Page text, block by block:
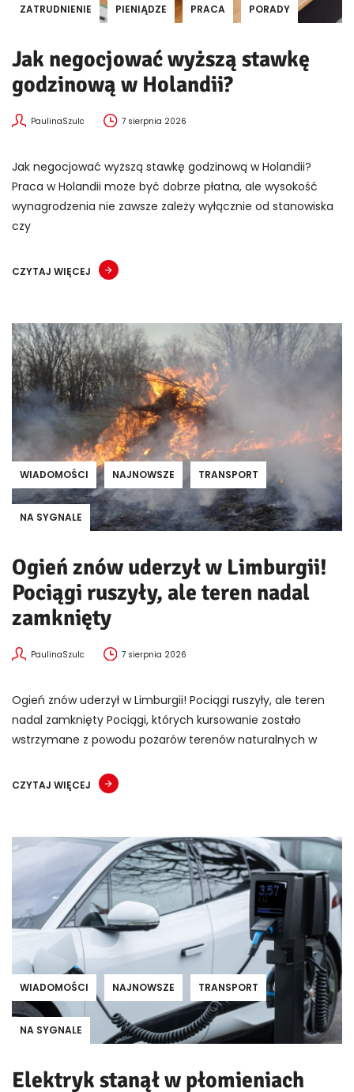
ZATRUDNIENIE PIENIĄDZE PRACA PORADY
Jak negocjować wyższą stawkę
godzinową w Holandii?
PaulinaSzulc 7 sierpnia 2026
Jak negocjować wyższą stawkę godzinową w Holandii?
Praca w Holandii może być dobrze płatna, ale wysokość
wynagrodzenia nie zawsze zależy wyłącznie od stanowiska
czy
CZYTAJ WIĘCEJ
WIADOMOŚCI NAJNOWSZE TRANSPORT
NA SYGNALE
Ogień znów uderzył w Limburgii!
Pociągi ruszyły, ale teren nadal
zamknięty
PaulinaSzulc 7 sierpnia 2026
Ogień znów uderzył w Limburgii! Pociągi ruszyły, ale teren
nadal zamknięty Pociągi, których kursowanie zostało
wstrzymane z powodu pożarów terenów naturalnych w
CZYTAJ WIĘCEJ
WIADOMOŚCI NAJNOWSZE TRANSPORT
NA SYGNALE
Elektryk stanął w płomieniach